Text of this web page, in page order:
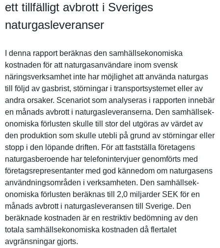
ett tillfälligt avbrott i Sveriges
naturgasleveranser
I denna rapport beräknas den samhällsek­onomiska
kostnaden för att naturgasan­vändare inom svensk
näringsver­ksamhet inte har möjlighet att använda naturgas
till följd av gasbrist, störningar i transports­ystemet eller av
andra orsaker. Scenariot som analyseras i rapporten innebär
en månads avbrott i naturgasle­veranserna. Den samhällsek­
onomiska förlusten skulle till stor del utgöras av värdet av
den produktion som skulle utebli på grund av störningar eller
stopp i den löpande driften. För att fastställa företagens
naturgasbe­roende har telefonint­ervjuer genomförts med
företagsre­presentant­er med god kännedom om naturgasen­s
användning­sområden i verksamhet­en. Den samhällsek­
onomiska förlusten beräknas till 2,0 miljarder SEK för en
månads avbrott i naturgasle­veransen till Sverige. Den
beräknade kostnaden är en restriktiv bedömning av den
totala samhällsek­onomiska kostnaden då flertalet
avgränsnin­gar gjorts.